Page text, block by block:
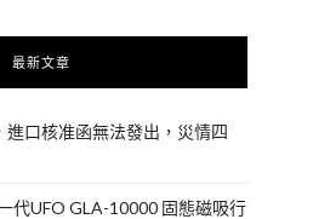
最新文章
口核准函無法發出，災情四
代UFO GLA-10000 固態磁吸行